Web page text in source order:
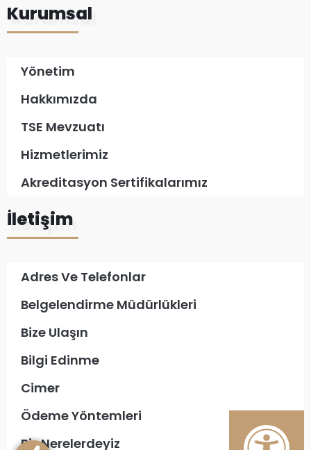
Kurumsal
Yönetim
Hakkımızda
TSE Mevzuatı
Hizmetlerimiz
Akreditasyon Sertifikalarımız
İletişim
Adres Ve Telefonlar
Belgelendirme Müdürlükleri
Bize Ulaşın
Bilgi Edinme
Cimer
Ödeme Yöntemleri
Biz Nerelerdeyiz